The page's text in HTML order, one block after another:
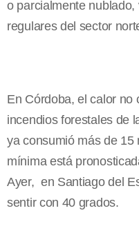
o parcialmente
regulares del sector
En Córdoba, el calor no
incendios forestales de
ya consumió más de 15
mínima está
Ayer, en Santiago del
sentir con 40 grados.